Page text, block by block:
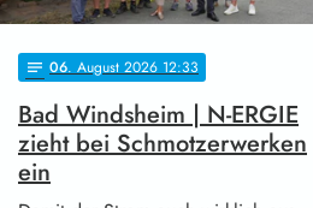
notes 06. August 2026 12:33
Bad Windsheim | N-ERGIE
zieht bei Schmotzerwerken
ein